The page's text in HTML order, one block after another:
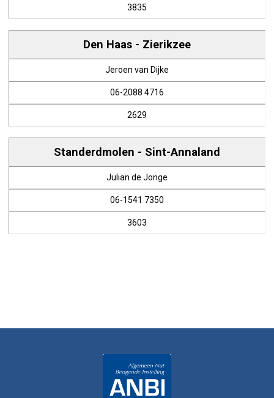
3835
Den Haas - Zierikzee
Jeroen van Dijke
06-2088 4716
2629
Standerdmolen - Sint-Annaland
Julian de Jonge
06-1541 7350
3603